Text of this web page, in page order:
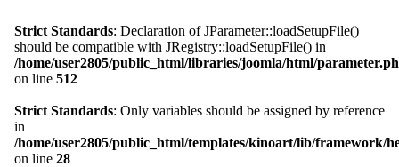
Strict Standards: Declaration of JParameter::loadSetupFile()
should be compatible with JRegistry::loadSetupFile() in
/home/user2805/public_html/libraries/joomla/html/
on line 512
Strict Standards: Only variables should be assigned by reference
in
/home/user2805/public_html/templates/kinoart/lib/framework/
on line 28